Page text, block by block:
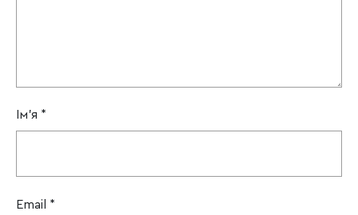
Ім'я *
Email *